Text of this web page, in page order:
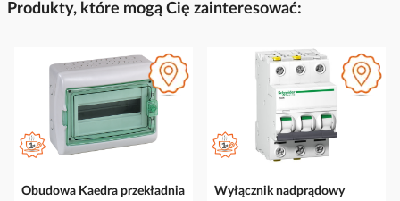
Produkty, które mogą Cię zainteresować:
Obudowa Kaedra przekładnia
Wyłącznik nadprądowy